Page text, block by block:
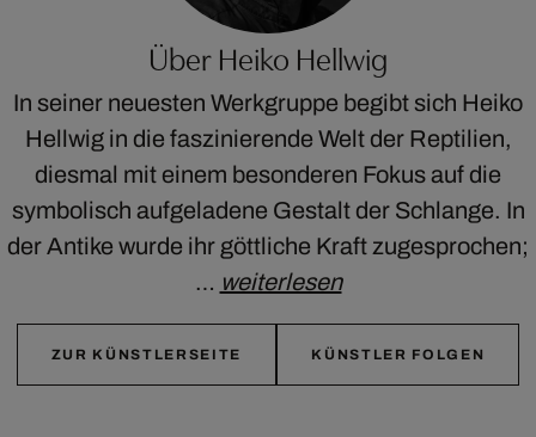
Über Heiko Hellwig
In seiner neuesten Werkgruppe begibt sich Heiko
Hellwig in die faszinierende Welt der Reptilien,
diesmal mit einem besonderen Fokus auf die
symbolisch aufgeladene Gestalt der Schlange. In
der Antike wurde ihr göttliche Kraft zugesprochen;
… weiterlesen
ZUR KÜNSTLERSEITE KÜNSTLER FOLGEN